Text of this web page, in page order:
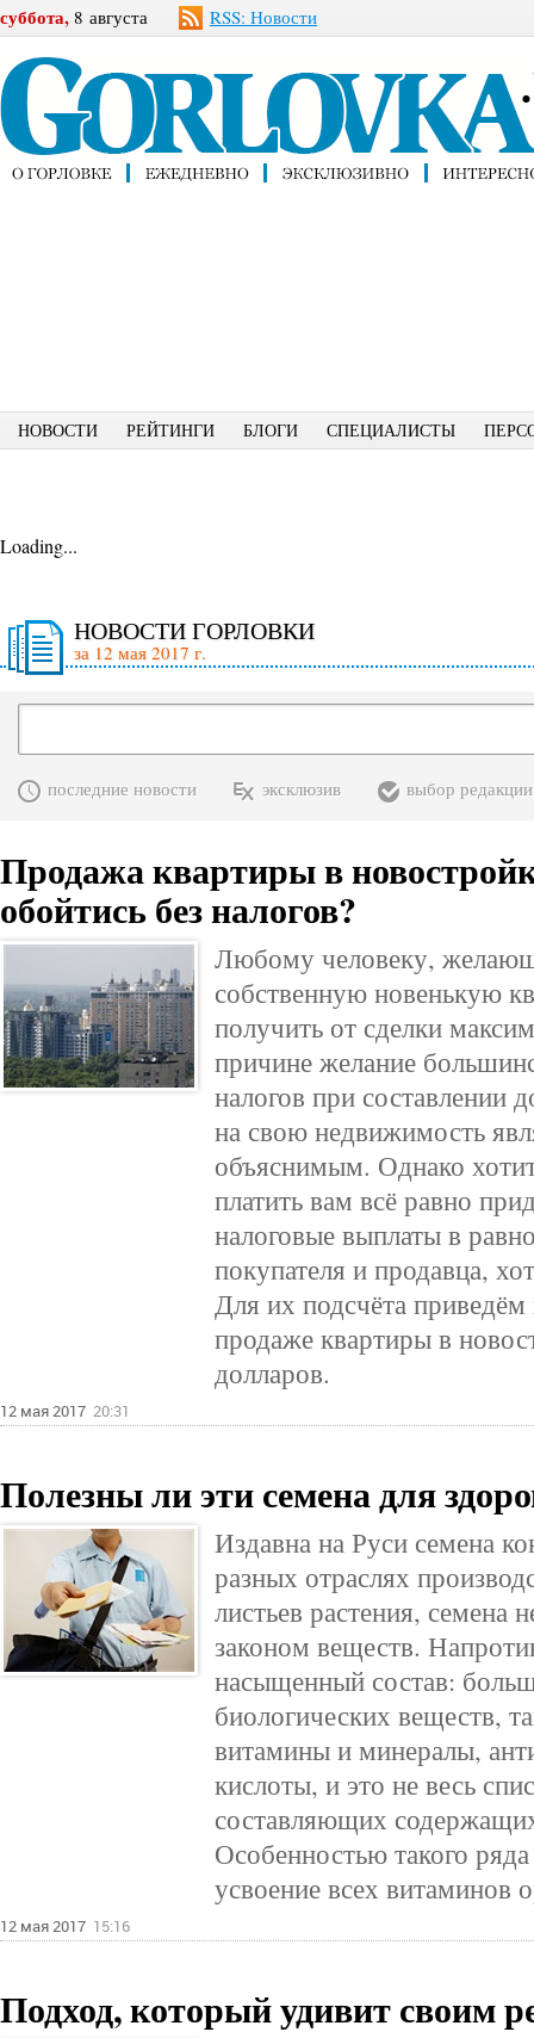
суббота, 8 августа RSS: Новости
НОВОСТИ РЕЙТИНГИ БЛОГИ СПЕЦИАЛИСТЫ
Loading...
НОВОСТИ ГОРЛОВКИ
за 12 мая 2017 г.
последние новости эксклюзив выбор редакции
Продажа квартиры в
обойтись без налогов?
Любому человеку,
собственную новенькую
получить от сделки
причине желание
налогов при составлении
на свою недвижимость
объяснимым. Однако
платить вам всё равно
налоговые выплаты в
покупателя и продавца,
Для их подсчёта
продаже квартиры в
долларов.
12 мая 2017 20:31
Полезны ли эти семена для
Издавна на Руси семена
разных отраслях
листьев растения, семена
законом веществ.
насыщенный состав:
биологических веществ,
витамины и минералы,
кислоты, и это не весь
составляющих
Особенностью такого
усвоение всех витаминов
12 мая 2017 15:16
Подход, который удивит своим